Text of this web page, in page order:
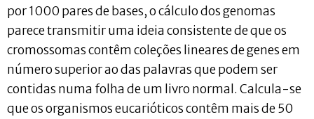
por 1000 pares de bases, o cálculo dos genomas
parece transmitir uma ideia consistente de que os
cromossomas contêm coleções lineares de genes em
número superior ao das palavras que podem ser
contidas numa folha de um livro normal. Calcula-se
que os organismos eucarióticos contêm mais de 50